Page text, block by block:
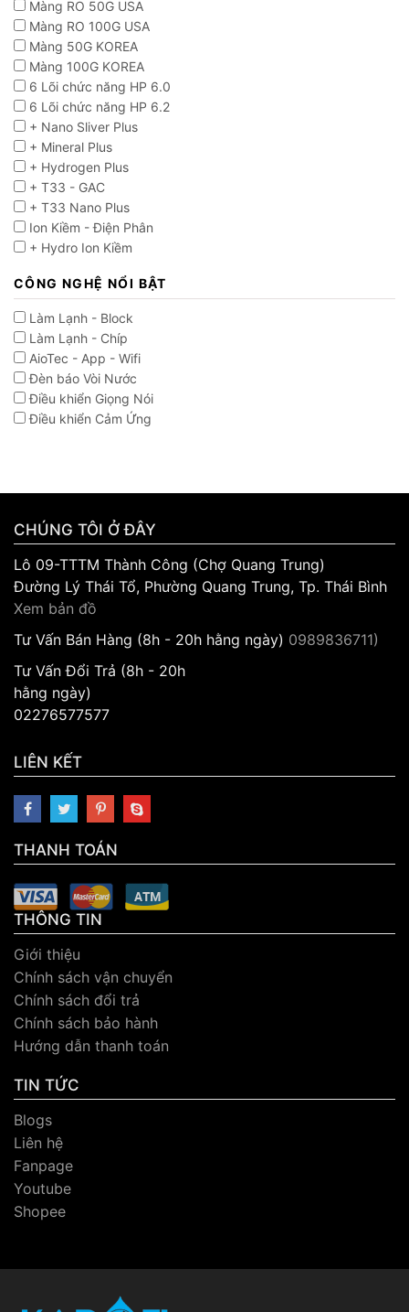
Màng RO 50G USA
Màng RO 100G USA
Màng 50G KOREA
Màng 100G KOREA
6 Lõi chức năng HP 6.0
6 Lõi chức năng HP 6.2
+ Nano Sliver Plus
+ Mineral Plus
+ Hydrogen Plus
+ T33 - GAC
+ T33 Nano Plus
Ion Kiềm - Điện Phân
+ Hydro Ion Kiềm
CÔNG NGHỆ NỔI BẬT
Làm Lạnh - Block
Làm Lạnh - Chíp
AioTec - App - Wifi
Đèn báo Vòi Nước
Điều khiển Giọng Nói
Điều khiển Cảm Ứng
CHÚNG TÔI Ở ĐÂY
Lô 09-TTTM Thành Công (Chợ Quang Trung)
Đường Lý Thái Tổ, Phường Quang Trung, Tp. Thái Bình
Xem bản đồ
Tư Vấn Bán Hàng (8h - 20h hằng ngày) 0989836711)
Tư Vấn Đổi Trả (8h - 20h
hằng ngày)
02276577577
LIÊN KẾT
THANH TOÁN
THÔNG TIN
Giới thiệu
Chính sách vận chuyển
Chính sách đổi trả
Chính sách bảo hành
Hướng dẫn thanh toán
TIN TỨC
Blogs
Liên hệ
Fanpage
Youtube
Shopee